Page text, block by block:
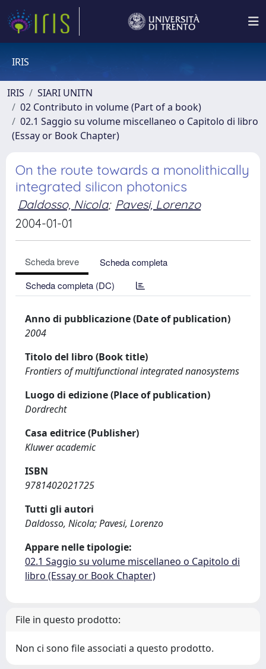
IRIS
IRIS
SIARI UNITN
02 Contributo in volume (Part of a book)
02.1 Saggio su volume miscellaneo o Capitolo di libro
(Essay or Book Chapter)
On the route towards a monolithically
integrated silicon photonics
Daldosso, Nicola; Pavesi, Lorenzo
2004-01-01
Scheda breve
Scheda completa
Scheda completa (DC)
Anno di pubblicazione (Date of publication)
2004
Titolo del libro (Book title)
Frontiers of multifunctional integrated nanosystems
Luogo di edizione (Place of publication)
Dordrecht
Casa editrice (Publisher)
Kluwer academic
ISBN
9781402021725
Tutti gli autori
Daldosso, Nicola; Pavesi, Lorenzo
Appare nelle tipologie:
02.1 Saggio su volume miscellaneo o Capitolo di
libro (Essay or Book Chapter)
File in questo prodotto:
Non ci sono file associati a questo prodotto.